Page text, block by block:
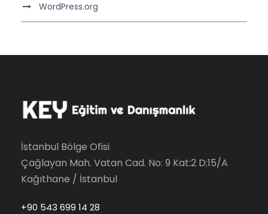
WordPress.org
İstanbul Bölge Ofisi
Çağlayan Mah. Vatan Cad. No: 9 Kat:2 D:15/A
Kağıthane / İstanbul
+90 543 699 14 28